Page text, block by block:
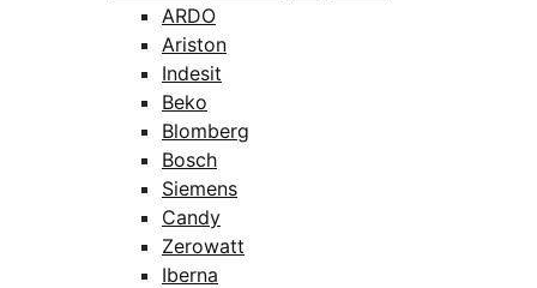
ARDO
Ariston
Indesit
Beko
Blomberg
Bosch
Siemens
Candy
Zerowatt
Iberna